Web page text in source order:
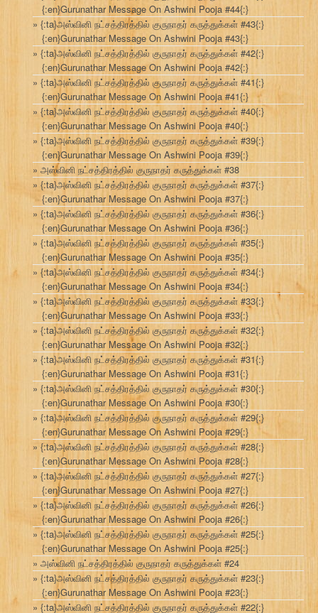
{:en}Gurunathar Message On Ashwini Pooja #44{:}
{:ta}அஸ்வினி நட்சத்திரத்தில் குருநாதர் கருத்துக்கள் #43{:}
{:en}Gurunathar Message On Ashwini Pooja #43{:}
{:ta}அஸ்வினி நட்சத்திரத்தில் குருநாதர் கருத்துக்கள் #42{:}
{:en}Gurunathar Message On Ashwini Pooja #42{:}
{:ta}அஸ்வினி நட்சத்திரத்தில் குருநாதர் கருத்துக்கள் #41{:}
{:en}Gurunathar Message On Ashwini Pooja #41{:}
{:ta}அஸ்வினி நட்சத்திரத்தில் குருநாதர் கருத்துக்கள் #40{:}
{:en}Gurunathar Message On Ashwini Pooja #40{:}
{:ta}அஸ்வினி நட்சத்திரத்தில் குருநாதர் கருத்துக்கள் #39{:}
{:en}Gurunathar Message On Ashwini Pooja #39{:}
அஸ்வினி நட்சத்திரத்தில் குருநாதர் கருத்துக்கள் #38
{:ta}அஸ்வினி நட்சத்திரத்தில் குருநாதர் கருத்துக்கள் #37{:}
{:en}Gurunathar Message On Ashwini Pooja #37{:}
{:ta}அஸ்வினி நட்சத்திரத்தில் குருநாதர் கருத்துக்கள் #36{:}
{:en}Gurunathar Message On Ashwini Pooja #36{:}
{:ta}அஸ்வினி நட்சத்திரத்தில் குருநாதர் கருத்துக்கள் #35{:}
{:en}Gurunathar Message On Ashwini Pooja #35{:}
{:ta}அஸ்வினி நட்சத்திரத்தில் குருநாதர் கருத்துக்கள் #34{:}
{:en}Gurunathar Message On Ashwini Pooja #34{:}
{:ta}அஸ்வினி நட்சத்திரத்தில் குருநாதர் கருத்துக்கள் #33{:}
{:en}Gurunathar Message On Ashwini Pooja #33{:}
{:ta}அஸ்வினி நட்சத்திரத்தில் குருநாதர் கருத்துக்கள் #32{:}
{:en}Gurunathar Message On Ashwini Pooja #32{:}
{:ta}அஸ்வினி நட்சத்திரத்தில் குருநாதர் கருத்துக்கள் #31{:}
{:en}Gurunathar Message On Ashwini Pooja #31{:}
{:ta}அஸ்வினி நட்சத்திரத்தில் குருநாதர் கருத்துக்கள் #30{:}
{:en}Gurunathar Message On Ashwini Pooja #30{:}
{:ta}அஸ்வினி நட்சத்திரத்தில் குருநாதர் கருத்துக்கள் #29{:}
{:en}Gurunathar Message On Ashwini Pooja #29{:}
{:ta}அஸ்வினி நட்சத்திரத்தில் குருநாதர் கருத்துக்கள் #28{:}
{:en}Gurunathar Message On Ashwini Pooja #28{:}
{:ta}அஸ்வினி நட்சத்திரத்தில் குருநாதர் கருத்துக்கள் #27{:}
{:en}Gurunathar Message On Ashwini Pooja #27{:}
{:ta}அஸ்வினி நட்சத்திரத்தில் குருநாதர் கருத்துக்கள் #26{:}
{:en}Gurunathar Message On Ashwini Pooja #26{:}
{:ta}அஸ்வினி நட்சத்திரத்தில் குருநாதர் கருத்துக்கள் #25{:}
{:en}Gurunathar Message On Ashwini Pooja #25{:}
அஸ்வினி நட்சத்திரத்தில் குருநாதர் கருத்துக்கள் #24
{:ta}அஸ்வினி நட்சத்திரத்தில் குருநாதர் கருத்துக்கள் #23{:}
{:en}Gurunathar Message On Ashwini Pooja #23{:}
{:ta}அஸ்வினி நட்சத்திரத்தில் குருநாதர் கருத்துக்கள் #22{:}